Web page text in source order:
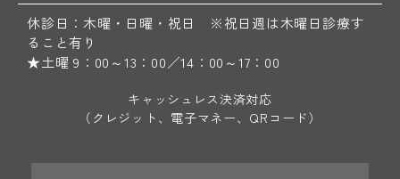
休診日：木曜・日曜・祝日 ※祝日週は木曜日診療す
ること有り
★土曜 9：00～13：00／14：00～17：00
キャッシュレス決済対応
（クレジット、電子マネー、QRコード）